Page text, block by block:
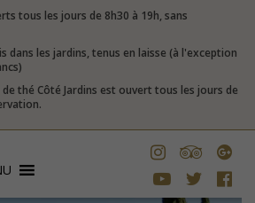
tous les jours de 8h30 à 19h, sans
dans les jardins, tenus en laisse (à l'exception
thé Côté Jardins est ouvert tous les jours de